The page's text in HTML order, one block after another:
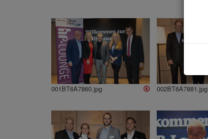
001BT6A7860.jpg 002BT6A7881.jpg